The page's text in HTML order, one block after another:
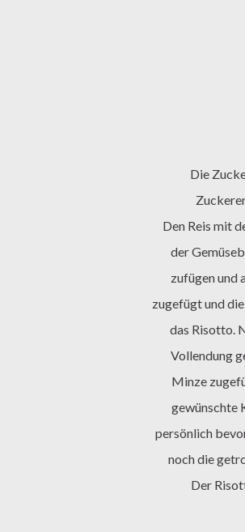
Die Zuckerschoten in Streifen oder Rauten schneiden und zur Seite stellen. Ein paar von den
Den Reis mit dem Olivenöl und der in feine Würfel geschnittenen Zwiebel anschwitzen und die Hälfte
der
zufügen und
zugefügt und
das Risotto.
Vollendung
Minze
gewünschte
persönlich
noch die
Der